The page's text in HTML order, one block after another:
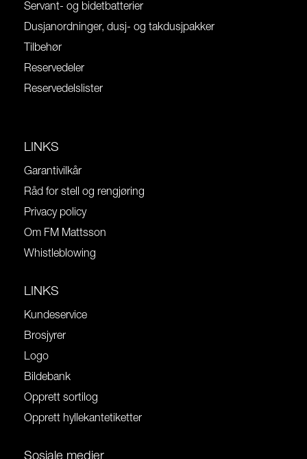
Servant- og bidetbatterier
Dusjanordninger, dusj- og takdusjpakker
Tilbehør
Reservedeler
Reservedelslister
LINKS
Garantivilkår
Råd for stell og rengjøring
Privacy policy
Om FM Mattsson
Whistleblowing
LINKS
Kundeservice
Brosjyrer
Logo
Bildebank
Opprett sortilog
Opprett hyllekantetiketter